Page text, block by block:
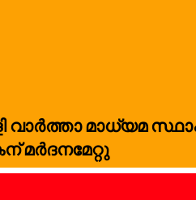
വാ​ർ​ത്താ മാ​ധ്യ​മ
മ​ർ​ദ​ന​മേ​റ്റു